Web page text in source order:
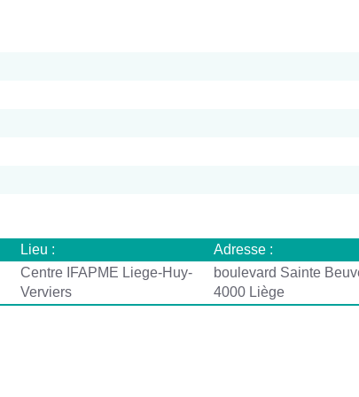
Lieu :
Centre IFAPME Liege-Huy-
Verviers
Adresse :
boulevard Sainte
4000 Liège